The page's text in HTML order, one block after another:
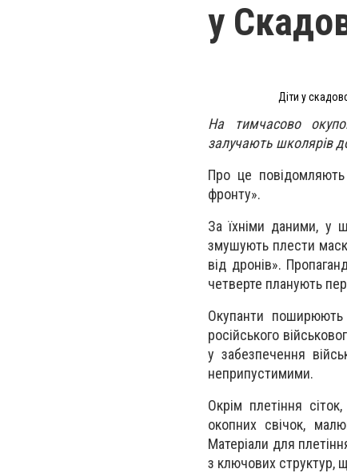
у
Діти у
На тимчасово
залучають школярів
Про це повідомляють
фронту».
За їхніми даними, у
змушують плести
від дронів».
четверте планують
Окупанти поширюють
російського
у забезпечення
неприпустимими.
Окрім плетіння
окопних свічок,
Матеріали для
з ключових структур,